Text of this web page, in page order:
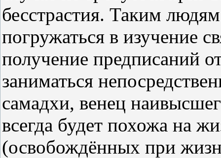
бесстрастия. Таким
погружаться в изучение
получение предписаний
заниматься
самадхи, венец
всегда будет похожа на
(освобождённых при